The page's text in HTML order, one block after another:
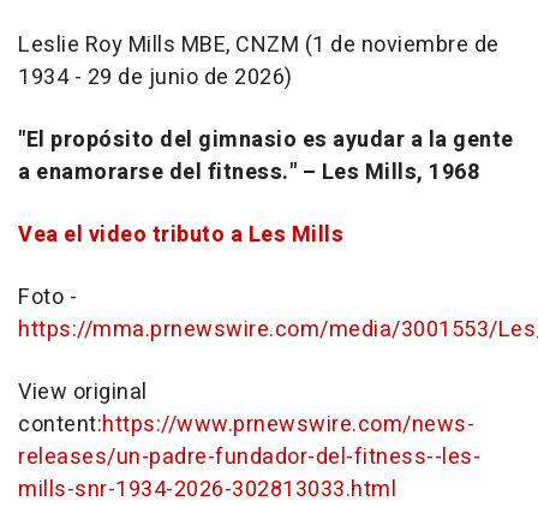
Leslie Roy Mills MBE, CNZM (1 de noviembre de
1934 - 29 de junio de 2026)
"El propósito del gimnasio es ayudar a la gente
a enamorarse del fitness." – Les Mills, 1968
Vea el video tributo a Les Mills
Foto -
https://mma.prnewswire.com/media/3001553/
View original
content:https://www.prnewswire.com/news-
releases/un-padre-fundador-del-fitness--les-
mills-snr-1934-2026-302813033.html